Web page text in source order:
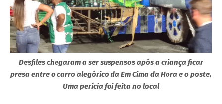
Desfiles chegaram a ser suspensos após a criança ficar
presa entre o carro alegórico da Em Cima da Hora e o poste.
Uma perícia foi feita no local